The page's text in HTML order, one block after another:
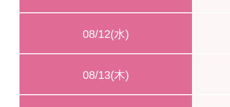
08/12(水)
08/13(木)